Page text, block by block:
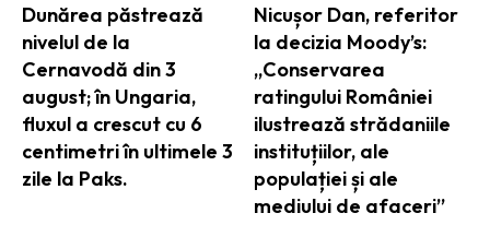
Dunărea păstrează
nivelul de la
Cernavodă din 3
august; în Ungaria,
fluxul a crescut cu 6
centimetri în ultimele 3
zile la Paks.
Nicușor Dan, referitor
la decizia Moody’s:
„Conservarea
ratingului României
ilustrează strădaniile
instituțiilor, ale
populației și ale
mediului de afaceri”